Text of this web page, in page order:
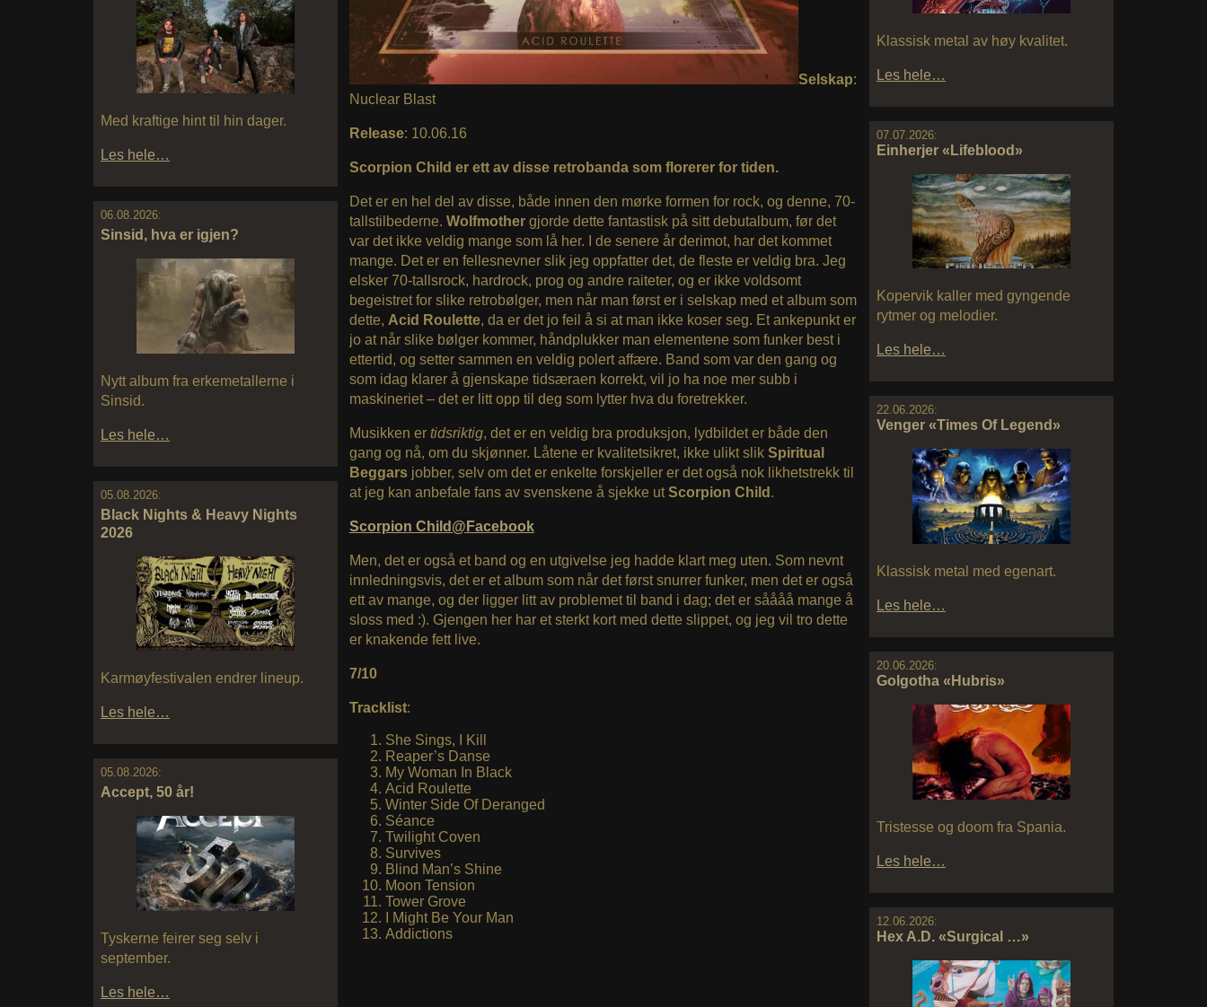
Med kraftige hint til hin dager.
Les hele…
06.08.2026:
Sinsid, hva er igjen?
Nytt album fra erkemetallerne i
Sinsid.
Les hele…
05.08.2026:
Black Nights & Heavy Nights
2026
Karmøyfestivalen endrer lineup.
Les hele…
05.08.2026:
Accept, 50 år!
Tyskerne feirer seg selv i
september.
Les hele…
Klassisk metal av høy kvalitet.
Les hele…
07.07.2026:
Einherjer «Lifeblood»
Kopervik kaller med gyngende
rytmer og melodier.
Les hele…
22.06.2026:
Venger «Times Of Legend»
Klassisk metal med egenart.
Les hele…
20.06.2026:
Golgotha «Hubris»
Tristesse og doom fra Spania.
Les hele…
12.06.2026:
Hex A.D. «Surgical …»
Selskap:
Nuclear Blast
Release: 10.06.16
Scorpion Child er ett av disse retrobanda som florerer for tiden.
Det er en hel del av disse, både innen den mørke formen for rock, og denne, 70-
tallstilbederne. Wolfmothergjorde dette fantastisk på sitt debutalbum, før det
var det ikke veldig mange som lå her. I de senere år derimot, har det kommet
mange. Det er en fellesnevner slik jeg oppfatter det, de fleste er veldig bra. Jeg
elsker 70-tallsrock, hardrock, prog og andre raiteter, og er ikke voldsomt
begeistret for slike retrobølger, men når man først er i selskap med et album som
dette, Acid Roulette, da er det jo feil å si at man ikke koser seg. Et ankepunkt er
jo at når slike bølger kommer, håndplukker man elementene som funker best i
ettertid, og setter sammen en veldig polert affære. Band som var den gang og
som idag klarer å gjenskape tidsæraen korrekt, vil jo ha noe mer subb i
maskineriet – det er litt opp til deg som lytter hva du foretrekker.
Musikken er tidsriktig, det er en veldig bra produksjon, lydbildet er både den
gang og nå, om du skjønner. Låtene er kvalitetsikret, ikke ulikt slik Spiritual
Beggarsjobber, selv om det er enkelte forskjeller er det også nok likhetstrekk til
at jeg kan anbefale fans av svenskene å sjekke utScorpion Child .
Scorpion Child@Facebook
Men, det er også et band og en utgivelse jeg hadde klart meg uten. Som nevnt
innledningsvis, det er et album som når det først snurrer funker, men det er også
ett av mange, og der ligger litt av problemet til band i dag; det er såååå mange å
sloss med :). Gjengen her har et sterkt kort med dette slippet, og jeg vil tro dette
er knakende fett live.
7/10
Tracklist:
She Sings, I Kill
Reaper’s Danse
My Woman In Black
Acid Roulette
Winter Side Of Deranged
Séance
Twilight Coven
Survives
Blind Man’s Shine
Moon Tension
Tower Grove
I Might Be Your Man
Addictions